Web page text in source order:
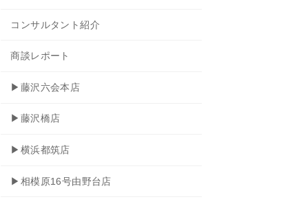
コンサルタント紹介
商談レポート
▶藤沢六会本店
▶藤沢橋店
▶横浜都筑店
▶相模原16号由野台店